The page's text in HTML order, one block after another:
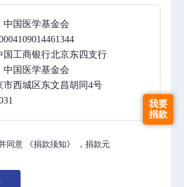
中国医学基金会
国工商银行北京东四支行
中国医学基金会
市西城区东文昌胡同4号
同意 《捐款须知》 ，捐款元
我要
捐款